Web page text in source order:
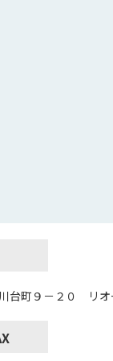
台町９－２０ リオ